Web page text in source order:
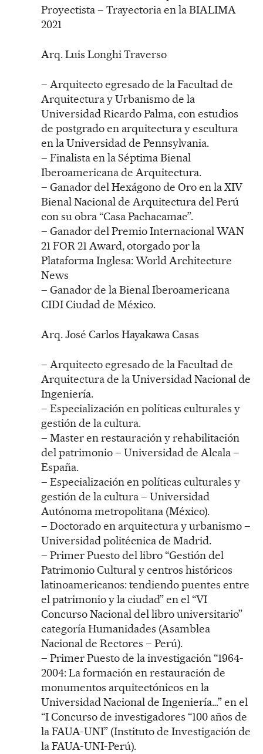
Proyectista – Trayectoria en la BIALIMA
2021
Arq. Luis Longhi Traverso
– Arquitecto egresado de la Facultad de
Arquitectura y Urbanismo de la
Universidad Ricardo Palma, con estudios
de postgrado en arquitectura y escultura
en la Universidad de Pennsylvania.
– Finalista en la Séptima Bienal
Iberoamericana de Arquitectura.
– Ganador del Hexágono de Oro en la XIV
Bienal Nacional de Arquitectura del Perú
con su obra “Casa Pachacamac”.
– Ganador del Premio Internacional WAN
21 FOR 21 Award, otorgado por la
Plataforma Inglesa: World Architecture
News
– Ganador de la Bienal Iberoamericana
CIDI Ciudad de México.
Arq. José Carlos Hayakawa Casas
– Arquitecto egresado de la Facultad de
Arquitectura de la Universidad Nacional de
Ingeniería.
– Especialización en políticas culturales y
gestión de la cultura.
– Master en restauración y rehabilitación
del patrimonio – Universidad de Alcala –
España.
– Especialización en políticas culturales y
gestión de la cultura – Universidad
Autónoma metropolitana (México).
– Doctorado en arquitectura y urbanismo –
Universidad politécnica de Madrid.
– Primer Puesto del libro “Gestión del
Patrimonio Cultural y centros históricos
latinoamericanos: tendiendo puentes entre
el patrimonio y la ciudad” en el “VI
Concurso Nacional del libro universitario”
categoría Humanidades (Asamblea
Nacional de Rectores – Perú).
– Primer Puesto de la investigación “1964-
2004: La formación en restauración de
monumentos arquitectónicos en la
Universidad Nacional de Ingeniería…” en el
“I Concurso de investigadores “100 años de
la FAUA-UNI” (Instituto de Investigación de
la FAUA-UNI-Perú).